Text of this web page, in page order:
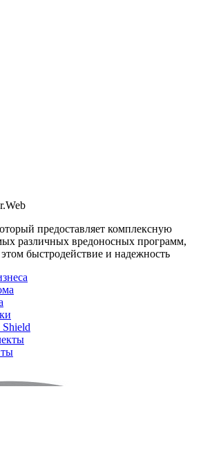
предоставляет комплексную
различных вредоносных программ,
быстродействие и надежность